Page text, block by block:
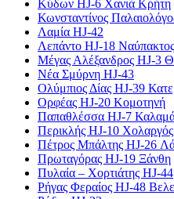
Κύδων HJ-6 Χανιά Κρήτη
Κωνσταντίνος
Λαμία HJ-42
Λεπάντο HJ-18 Ναύπακτος
Μέγας Αλέξανδρος HJ-3
Νέα Σμύρνη HJ-43
Ολύμπιος Δίας HJ-39
Ορφέας HJ-20 Κομοτηνή
Παπαθλέσσα HJ-7
Περικλής HJ-10 Χολαργός
Πέτρος Μπάλτης HJ-26
Πρωταγόρας HJ-19 Ξάνθη
Πυλαία – Χορτιάτης HJ-44
Ρήγας Φεραίος HJ-48